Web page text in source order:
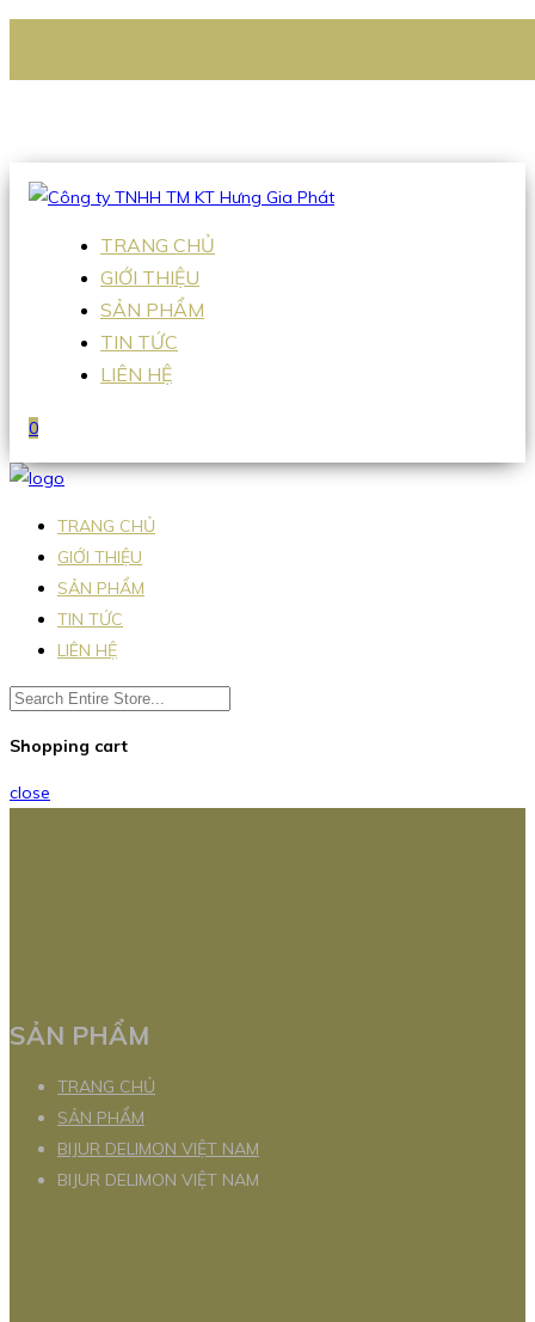
Hotline:0938 336 079
TRANG CHỦ
GIỚI THIỆU
SẢN PHẨM
TIN TỨC
LIÊN HỆ
0
TRANG CHỦ
GIỚI THIỆU
SẢN PHẨM
TIN TỨC
LIÊN HỆ
Shopping cart
close
SẢN PHẨM
TRANG CHỦ
SẢN PHẨM
BIJUR DELIMON VIỆT NAM
BIJUR DELIMON VIỆT NAM